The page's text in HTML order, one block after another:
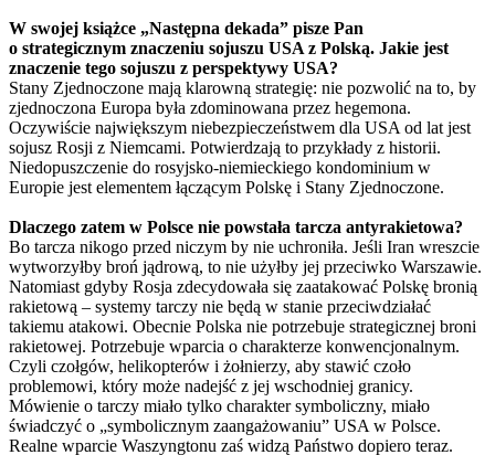
W swojej książce „Następna dekada” pisze Pan
o strategicznym znaczeniu sojuszu USA z Polską. Jakie jest
znaczenie tego sojuszu z perspektywy USA?
Stany Zjednoczone mają klarowną strategię: nie pozwolić na to, by
zjednoczona Europa była zdominowana przez hegemona.
Oczywiście największym niebezpieczeństwem dla USA od lat jest
sojusz Rosji z Niemcami. Potwierdzają to przykłady z historii.
Niedopuszczenie do rosyjsko-niemieckiego kondominium w
Europie jest elementem łączącym Polskę i Stany Zjednoczone.
Dlaczego zatem w Polsce nie powstała tarcza antyrakietowa?
Bo tarcza nikogo przed niczym by nie uchroniła. Jeśli Iran wreszcie
wytworzyłby broń jądrową, to nie użyłby jej przeciwko Warszawie.
Natomiast gdyby Rosja zdecydowała się zaatakować Polskę bronią
rakietową – systemy tarczy nie będą w stanie przeciwdziałać
takiemu atakowi. Obecnie Polska nie potrzebuje strategicznej broni
rakietowej. Potrzebuje wparcia o charakterze konwencjonalnym.
Czyli czołgów, helikopterów i żołnierzy, aby stawić czoło
problemowi, który może nadejść z jej wschodniej granicy.
Mówienie o tarczy miało tylko charakter symboliczny, miało
świadczyć o „symbolicznym zaangażowaniu” USA w Polsce.
Realne wparcie Waszyngtonu zaś widzą Państwo dopiero teraz.